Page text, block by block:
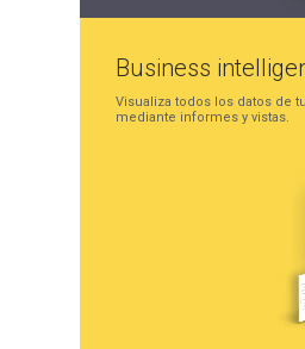
Business
Visualiza todos los datos de
mediante informes y vistas.